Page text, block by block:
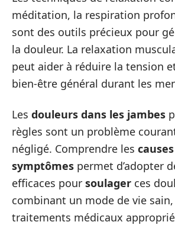
méditation, la respiration
sont des outils précieux pour
la douleur. La relaxation
peut aider à réduire la tension
bien-être général durant les
Les douleurs dans les jambes
règles sont un problème
négligé. Comprendre les causes
symptômes permet d’adopter
efficaces pour soulager ces
combinant un mode de vie sain,
traitements médicaux